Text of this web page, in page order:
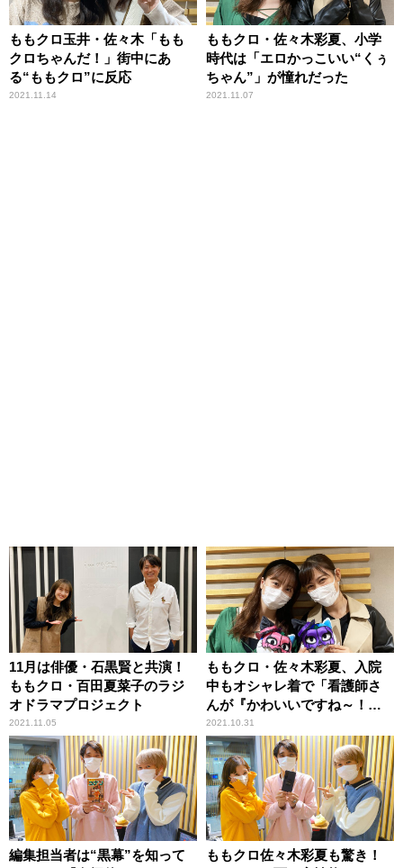
ももクロ玉井・佐々木「もも
クロちゃんだ！」街中にあ
る“ももクロ”に反応
2021.11.14
ももクロ・佐々木彩夏、小学
時代は「エロかっこいい“くぅ
ちゃん”」が憧れだった
2021.11.07
11月は俳優・石黒賢と共演！
ももクロ・百田夏菜子のラジ
オドラマプロジェクト
2021.11.05
ももクロ・佐々木彩夏、入院
中もオシャレ着で「看護師さ
んが『かわいいですね～！』
って」
2021.10.31
編集担当者は“黒幕”を知って
ももクロ佐々木彩夏も驚き！